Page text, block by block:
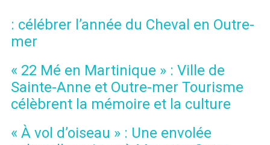
: célébrer l’année du Cheval en Outre-
mer
« 22 Mé en Martinique » : Ville de
Sainte-Anne et Outre-mer Tourisme
célèbrent la mémoire et la culture
« À vol d’oiseau » : Une envolée